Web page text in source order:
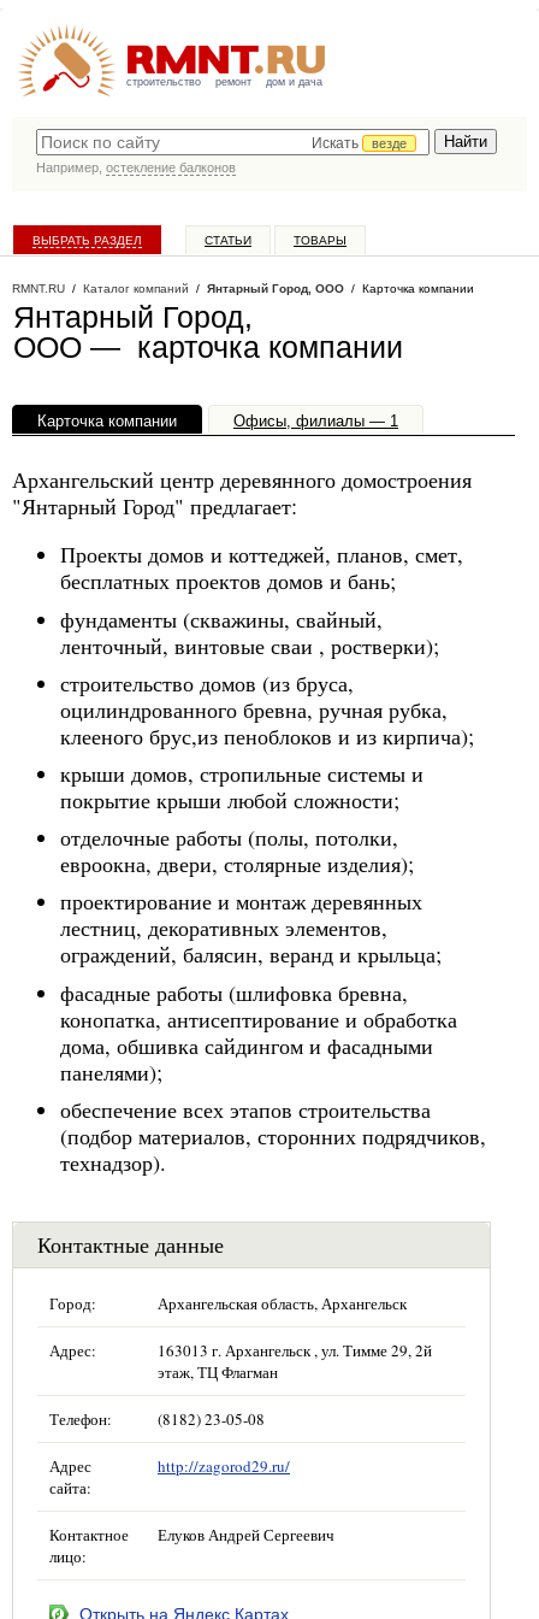
строительство ремонт дом и дача
Искать
везде
Например, остекление балконов
ВЫБРАТЬ РАЗДЕЛ СТАТЬИ ТОВАРЫ
RMNT.RU / Каталог компаний / Янтарный Город, ООО / Карточка компании
Янтарный Город,
ООО — карточка компании
Карточка компании Офисы, филиалы — 1
Архангельский центр деревянного домостроения
"Янтарный Город" предлагает:
Проекты домов и коттеджей, планов, смет,
бесплатных проектов домов и бань;
фундаменты (скважины, свайный,
ленточный, винтовые сваи , ростверки);
строительство домов (из бруса,
оцилиндрованного бревна, ручная рубка,
клееного брус,из пеноблоков и из кирпича);
крыши домов, стропильные системы и
покрытие крыши любой сложности;
отделочные работы (полы, потолки,
евроокна, двери, столярные изделия);
проектирование и монтаж деревянных
лестниц, декоративных элементов,
ограждений, балясин, веранд и крыльца;
фасадные работы (шлифовка бревна,
конопатка, антисептирование и обработка
дома, обшивка сайдингом и фасадными
панелями);
обеспечение всех этапов строительства
(подбор материалов, сторонних подрядчиков,
технадзор).
Контактные данные
Город: Архангельская область, Архангельск
Адрес:
163013 г. Архангельск , ул. Тимме 29, 2й
этаж, ТЦ Флагман
Телефон: (8182) 23-05-08
Адрес
сайта:
http://zagorod29.ru/
Контактное
лицо:
Елуков Андрей Сергеевич
Открыть на Яндекс.Картах